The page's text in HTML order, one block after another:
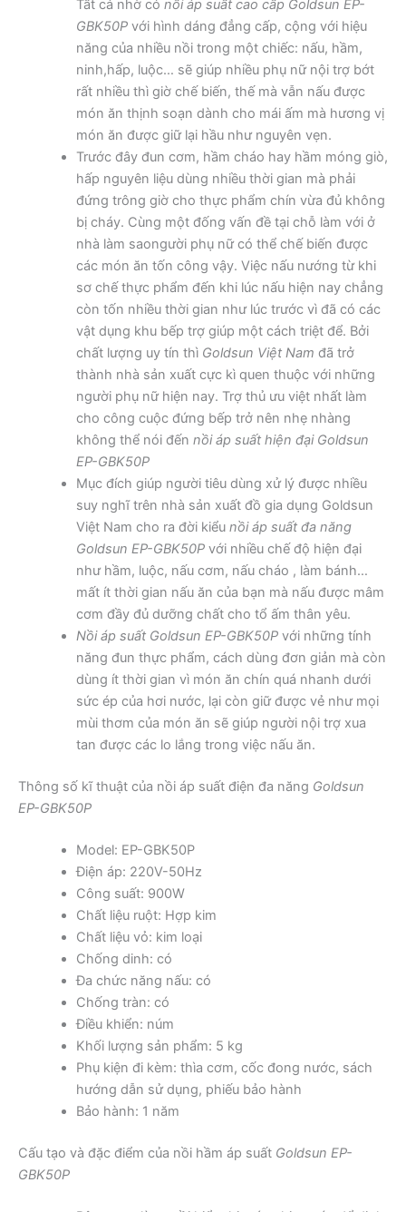
Tất cả nhờ có nồi áp suất cao cấp Goldsun EP-
GBK50Pvới hình dáng đẳng cấp, cộng với hiệu
năng của nhiều nồi trong một chiếc: nấu, hầm,
ninh,hấp, luộc… sẽ giúp nhiều phụ nữ nội trợ bớt
rất nhiều thì giờ chế biến, thế mà vẫn nấu được
món ăn thịnh soạn dành cho mái ấm mà hương vị
món ăn được giữ lại hầu như nguyên vẹn.
Trước đây đun cơm, hầm cháo hay hầm móng giò,
hấp nguyên liệu dùng nhiều thời gian mà phải
đứng trông giờ cho thực phẩm chín vừa đủ không
bị cháy. Cùng một đống vấn đề tại chỗ làm với ở
nhà làm saongười phụ nữ có thể chế biến được
các món ăn tốn công vậy. Việc nấu nướng từ khi
sơ chế thực phẩm đến khi lúc nấu hiện nay chẳng
còn tốn nhiều thời gian như lúc trước vì đã có các
vật dụng khu bếp trợ giúp một cách triệt để. Bởi
chất lượng uy tín thì Goldsun Việt Nam đã trở
thành nhà sản xuất cực kì quen thuộc với những
người phụ nữ hiện nay. Trợ thủ ưu việt nhất làm
cho công cuộc đứng bếp trở nên nhẹ nhàng
không thể nói đến nồi áp suất hiện đại Goldsun
EP-GBK50P
Mục đích giúp người tiêu dùng xử lý được nhiều
suy nghĩ trên nhà sản xuất đồ gia dụng Goldsun
Việt Nam cho ra đời kiểu nồi áp suất đa năng
Goldsun EP-GBK50Pvới nhiều chế độ hiện đại
như hầm, luộc, nấu cơm, nấu cháo , làm bánh…
mất ít thời gian nấu ăn của bạn mà nấu được mâm
cơm đầy đủ dưỡng chất cho tổ ấm thân yêu.
Nồi áp suất Goldsun EP-GBK50Pvới những tính
năng đun thực phẩm, cách dùng đơn giản mà còn
dùng ít thời gian vì món ăn chín quá nhanh dưới
sức ép của hơi nước, lại còn giữ được vẻ như mọi
mùi thơm của món ăn sẽ giúp người nội trợ xua
tan được các lo lắng trong việc nấu ăn.
Thông số kĩ thuật của nồi áp suất điện đa năng Goldsun
EP-GBK50P
Model: EP-GBK50P
Điện áp: 220V-50Hz
Công suất: 900W
Chất liệu ruột: Hợp kim
Chất liệu vỏ: kim loại
Chống dinh: có
Đa chức năng nấu: có
Chống tràn: có
Điều khiển: núm
Khối lượng sản phẩm: 5 kg
Phụ kiện đi kèm: thìa cơm, cốc đong nước, sách
hướng dẫn sử dụng, phiếu bảo hành
Bảo hành: 1 năm
Cấu tạo và đặc điểm của nồi hầm áp suất Goldsun EP-
GBK50P